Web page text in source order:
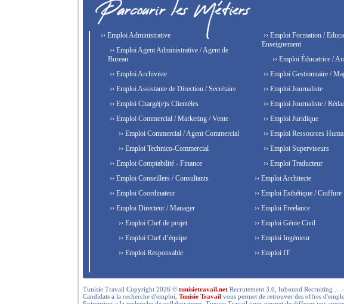
›› Emploi Administrative
›› Emploi Agent Administrative / Agent de
Bureau
›› Emploi Archiviste
›› Emploi Assistante de Direction / Secrétaire
›› Emploi Chargé(e)s Clientèles
›› Emploi Commercial / Marketing / Vente
›› Emploi Commercial / Agent Commercial
›› Emploi Technico-Commercial
›› Emploi Comptabilité - Finance
›› Emploi Conseillers / Consultants
›› Emploi Coordinateur
›› Emploi Directeur / Manager
›› Emploi Chef de projet
›› Emploi Chef d’équipe
›› Emploi Responsable
›› Emploi Formation /
Enseignement
›› Emploi Éducatrice /
›› Emploi Gestionnaire /
›› Emploi Journaliste
›› Emploi Journaliste /
›› Emploi Juridique
›› Emploi Ressources
›› Emploi Superviseurs
›› Emploi Traducteur
›› Emploi Architecte
›› Emploi Esthétique / Coiffure
›› Emploi Freelance
›› Emploi Génie Civil
›› Emploi Ingénieur
›› Emploi IT
Tunisie Travail Copyright 2026 © tunisietravail.net Recrutement 3.0, Inbound Recruiting .-
Candidats a la recherche d'emploi, Tunisie Travail vous permet de retrouver des offres